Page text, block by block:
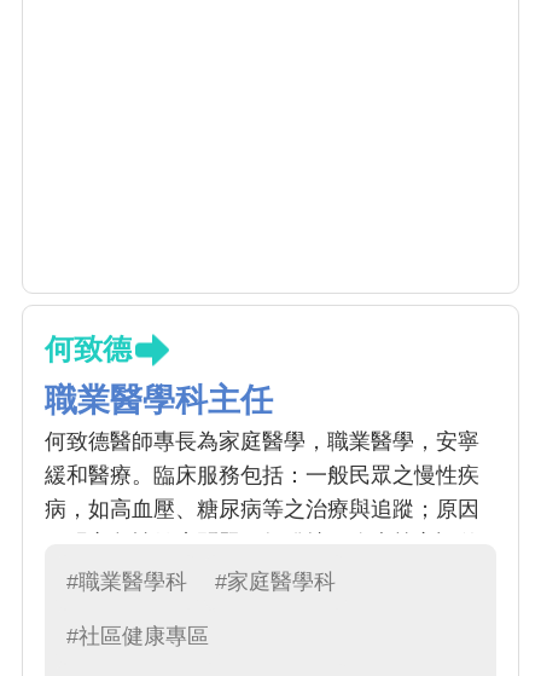
何致德
職業醫學科主任
何致德醫師專長為家庭醫學，職業醫學，安寧
緩和醫療。臨床服務包括：一般民眾之慢性疾
病，如高血壓、糖尿病等之治療與追蹤；原因
與處置；末期病人之緩和醫療照護與症狀控
科學工業園區參與醫師臨場健康服務。
#職業醫學科 #家庭醫學科
#社區健康專區